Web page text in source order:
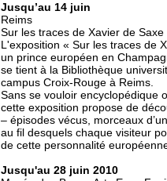
Jusqu’au 14 juin
Reims
Sur les traces de Xavier de Saxe
L'exposition « Sur les traces de
un prince européen en
se tient à la Bibliothèque
campus Croix-Rouge à Reims.
Sans se vouloir encyclopédique
cette exposition propose de
– épisodes vécus, morceaux
au fil desquels chaque visiteur
de cette personnalité
Jusqu'au 28 juin 2010